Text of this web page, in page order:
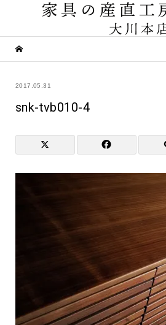
2017.05.31
snk-tvb010-4